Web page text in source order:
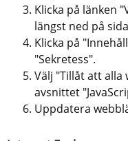
Klicka på länken
längst ned på
Klicka på
"Sekretess".
Välj "Tillåt att alla
avsnittet
Uppdatera